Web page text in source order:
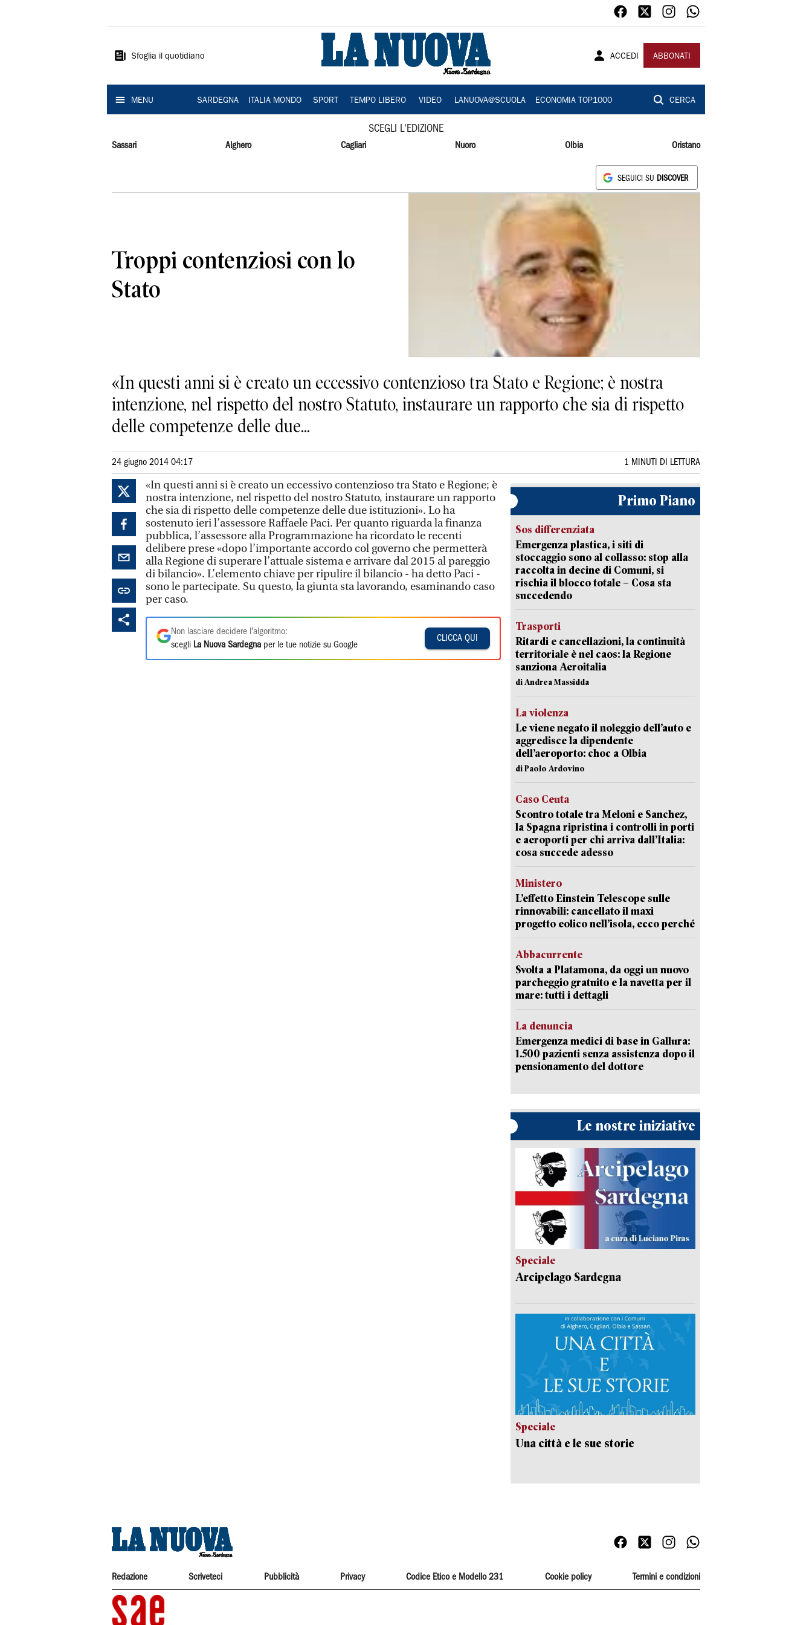
Sardegna
Sfoglia il quotidiano ACCEDI ABBONATI
MENU SARDEGNA ITALIA MONDO SPORT TEMPO LIBERO VIDEO LANUOVA@SCUOLA ECONOMIA TOP1000 CERCA
SCEGLI L'EDIZIONE
Sassari Alghero Cagliari Nuoro Olbia Oristano
SEGUICI SU DISCOVER
Troppi contenziosi con lo
Stato
«In questi anni si è creato un eccessivo contenzioso tra Stato e Regione; è nostra
intenzione, nel rispetto del nostro Statuto, instaurare un rapporto che sia di rispetto
delle competenze delle due...
24 giugno 2014 04:17 1 MINUTI DI LETTURA
«In questi anni si è creato un eccessivo contenzioso tra Stato e Regione; è
nostra intenzione, nel rispetto del nostro Statuto, instaurare un rapporto
che sia di rispetto delle competenze delle due istituzioni». Lo ha
sostenuto ieri l’assessore Raffaele Paci. Per quanto riguarda la finanza
pubblica, l’assessore alla Programmazione ha ricordato le recenti
delibere prese «dopo l’importante accordo col governo che permetterà
alla Regione di superare l’attuale sistema e arrivare dal 2015 al pareggio
di bilancio». L’elemento chiave per ripulire il bilancio - ha detto Paci -
sono le partecipate. Su questo, la giunta sta lavorando, esaminando caso
per caso.
Non lasciare decidere l'algoritmo:
scegli La Nuova Sardegna per le tue notizie su Google
CLICCA QUI
Primo Piano
Sos differenziata
Emergenza plastica, i siti di
stoccaggio sono al collasso: stop alla
raccolta in decine di Comuni, si
rischia il blocco totale – Cosa sta
succedendo
Trasporti
Ritardi e cancellazioni, la continuità
territoriale è nel caos: la Regione
sanziona Aeroitalia
di Andrea Massidda
La violenza
Le viene negato il noleggio dell’auto e
aggredisce la dipendente
dell’aeroporto: choc a Olbia
di Paolo Ardovino
Caso Ceuta
Scontro totale tra Meloni e Sanchez,
la Spagna ripristina i controlli in porti
e aeroporti per chi arriva dall’Italia:
cosa succede adesso
Ministero
L’effetto Einstein Telescope sulle
rinnovabili: cancellato il maxi
progetto eolico nell’isola, ecco perché
Abbacurrente
Svolta a Platamona, da oggi un nuovo
parcheggio gratuito e la navetta per il
mare: tutti i dettagli
La denuncia
Emergenza medici di base in Gallura:
1.500 pazienti senza assistenza dopo il
pensionamento del dottore
Le nostre iniziative
Speciale
Arcipelago Sardegna
Speciale
Una città e le sue storie
Redazione Scriveteci Pubblicità Privacy Codice Etico e Modello 231 Cookie policy Termini e condizioni